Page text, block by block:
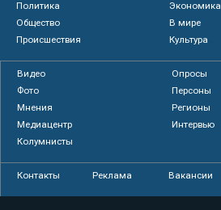
Политика
Экономика
Общество
В мире
Происшествия
Культура
Видео
Опросы
Фото
Персоны
Мнения
Регионы
Медиацентр
Интервью
Колумнисты
Контакты Реклама Вакансии